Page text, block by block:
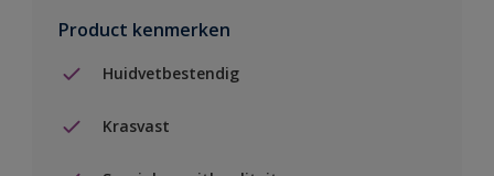
Product kenmerken
Huidvetbestendig
Krasvast